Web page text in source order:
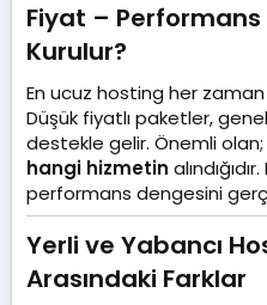
Fiyat – Performans
Kurulur?​
En ucuz hosting her
Düşük fiyatlı paketler,
destekle gelir. Önemli olan;
hangi hizmetin
performans dengesini
Yerli ve Yabancı
Arasındaki Farklar​